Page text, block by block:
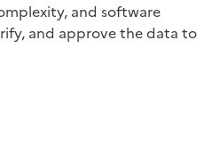
and software
and approve the data to